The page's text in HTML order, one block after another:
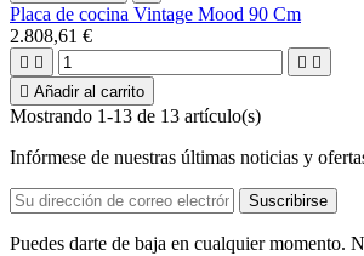
Placa de cocina Vintage Mood 90 Cm
2.808,61 €
   
 Añadir al carrito
Mostrando 1-13 de 13 artículo(s)
Infórmese de nuestras últimas noticias y
Puedes darte de baja en cualquier momento.